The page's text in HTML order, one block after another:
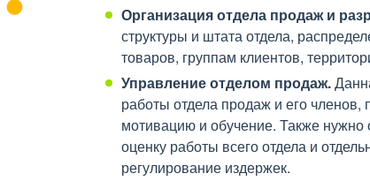
Организация отдела продаж и
структуры и штата отдела,
товаров, группам клиентов,
Управление отделом продаж.
работы отдела продаж и его
мотивацию и обучение. Также
оценку работы всего отдела и
регулирование издержек.